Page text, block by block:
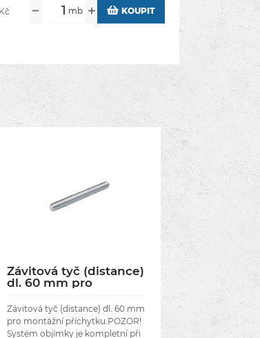
Kč mb KOUPIT
Závitová tyč (distance)
dl. 60 mm pro
Závitová tyč (distance) dl. 60 mm
pro montážní příchytku.POZOR!
Systém objímky je kompletní při